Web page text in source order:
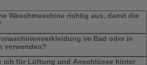
Waschmaschine richtig aus, damit die
im Bad oder in
verwenden?
ich für Lüftung und Anschlüsse hinter